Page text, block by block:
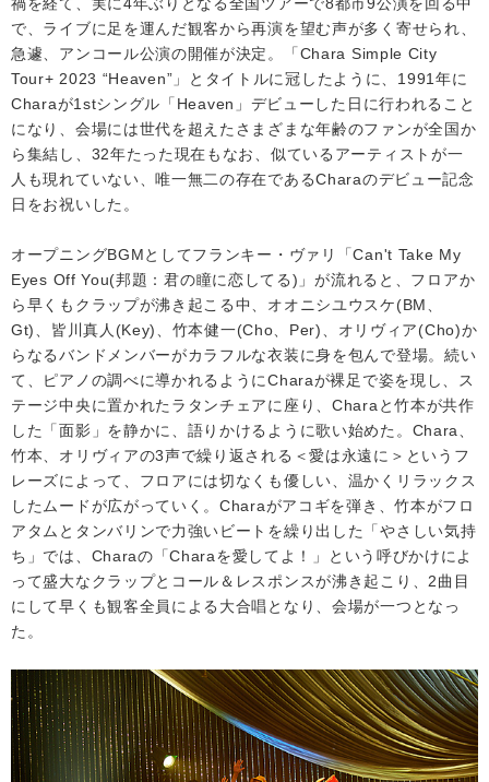
禍を経て、実に4年ぶりとなる全国ツアーで8都市9公演を回る中
で、ライブに足を運んだ観客から再演を望む声が多く寄せられ、
急遽、アンコール公演の開催が決定。「Chara Simple City
Tour+ 2023 “Heaven”」とタイトルに冠したように、1991年に
Charaが1stシングル「Heaven」デビューした日に行われること
になり、会場には世代を超えたさまざまな年齢のファンが全国か
ら集結し、32年たった現在もなお、似ているアーティストが一
人も現れていない、唯一無二の存在であるCharaのデビュー記念
日をお祝いした。
オープニングBGMとしてフランキー・ヴァリ「Can't Take My
Eyes Off You(邦題：君の瞳に恋してる)」が流れると、フロアか
ら早くもクラップが沸き起こる中、オオニシユウスケ(BM、
Gt)、皆川真人(Key)、竹本健一(Cho、Per)、オリヴィア(Cho)か
らなるバンドメンバーがカラフルな衣装に身を包んで登場。続い
て、ピアノの調べに導かれるようにCharaが裸足で姿を現し、ス
テージ中央に置かれたラタンチェアに座り、Charaと竹本が共作
した「面影」を静かに、語りかけるように歌い始めた。Chara、
竹本、オリヴィアの3声で繰り返される＜愛は永遠に＞というフ
レーズによって、フロアには切なくも優しい、温かくリラックス
したムードが広がっていく。Charaがアコギを弾き、竹本がフロ
アタムとタンバリンで力強いビートを繰り出した「やさしい気持
ち」では、Charaの「Charaを愛してよ！」という呼びかけによ
って盛大なクラップとコール＆レスポンスが沸き起こり、2曲目
にして早くも観客全員による大合唱となり、会場が一つとなっ
た。